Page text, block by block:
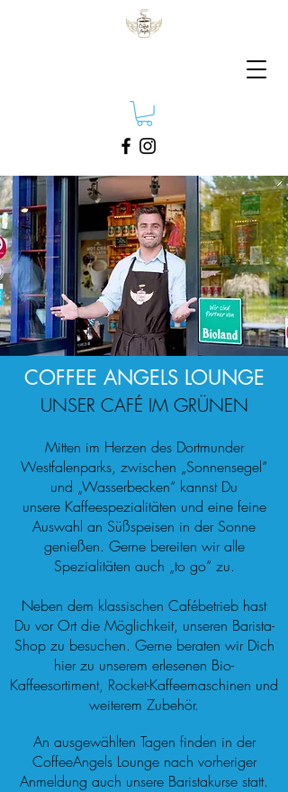
COFFEE ANGELS LOUNGE
UNSER CAFÉ IM GRÜNEN
Mitten im Herzen des Dortmunder
Westfalenparks, zwischen „Sonnensegel“
und „Wasserbecken“ kannst Du
unsere Kaffeespezialitäten und eine feine
Auswahl an Süßspeisen in der Sonne
genießen. Gerne bereiten wir alle
Spezialitäten auch „to go“ zu.
Neben dem klassischen Cafébetrieb hast
Du vor Ort die Möglichkeit, unseren Barista-
Shop zu besuchen. Gerne beraten wir Dich
hier zu unserem erlesenen Bio-
Kaffeesortiment, Rocket-Kaffeemaschinen und
weiterem Zubehör.
An ausgewählten Tagen finden in der
CoffeeAngels Lounge nach vorheriger
Anmeldung auch unsere Baristakurse statt.